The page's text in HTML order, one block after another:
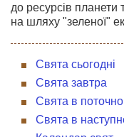
до ресурсів планети
на шляху "зеленої"
Свята сьогодні
Свята завтра
Свята в
Свята в